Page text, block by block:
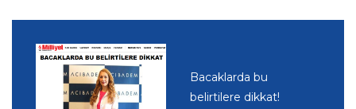
Bacaklarda bu
belirtilere dikkat!